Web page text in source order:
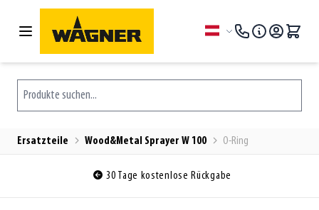
Zum Inhalt springen
Sprache
Produkte suchen...
Ersatzteile Wood&Metal Sprayer W 100 O-Ring
30 Tage kostenlose Rückgabe